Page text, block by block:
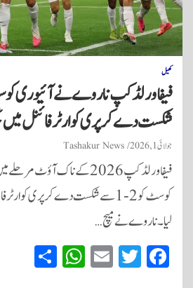
کھیل
شکست دے کر پری کوارٹر فائنل میں
جولائی 1, 2026 Tashakur News
فیفا ورلڈ کپ 2026 کے ناک
کوسٹ کو 2-1 سے شکست دے کر پری
لیا۔ ناروے نے میچ…
Fa
T
E
W